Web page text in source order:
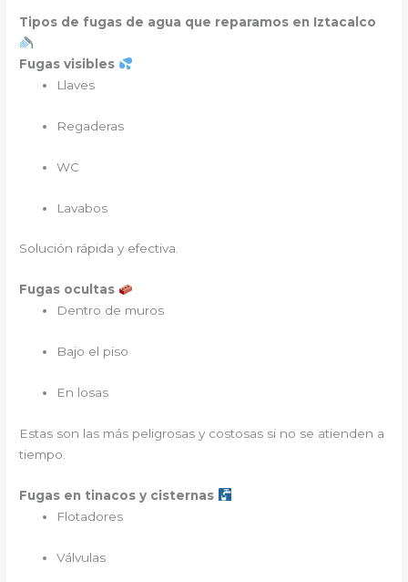
Tipos de fugas de agua que reparamos en Iztacalco
Fugas visibles
Llaves
Regaderas
WC
Lavabos
Solución rápida y efectiva.
Fugas ocultas
Dentro de muros
Bajo el piso
En losas
Estas son las más peligrosas y costosas si no se atienden a
tiempo.
Fugas en tinacos y cisternas
Flotadores
Válvulas